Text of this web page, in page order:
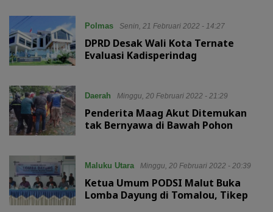
Polmas Senin, 21 Februari 2022 - 14:27
DPRD Desak Wali Kota Ternate
Evaluasi Kadisperindag
Daerah Minggu, 20 Februari 2022 - 21:29
Penderita Maag Akut Ditemukan
tak Bernyawa di Bawah Pohon
Maluku Utara Minggu, 20 Februari 2022 - 20:39
Ketua Umum PODSI Malut Buka
Lomba Dayung di Tomalou, Tikep